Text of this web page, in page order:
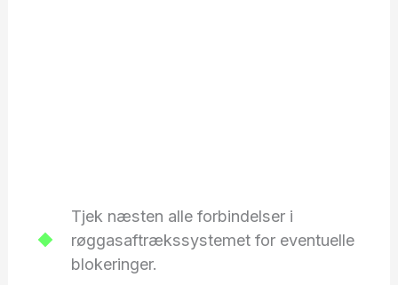
Tjek næsten alle forbindelser i
røggasaftrækssystemet for eventuelle
blokeringer.